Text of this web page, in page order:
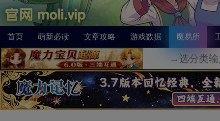
首页 萌新必读 文章攻略 游戏数据 魔易所